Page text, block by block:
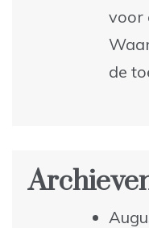
voor
de